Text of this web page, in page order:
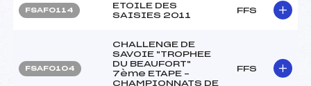
FSAF0114
ETOILE DES
SAISIES 2011
FFS
FSAF0104
CHALLENGE DE
SAVOIE "TROPHEE
DU BEAUFORT"
7ème ETAPE –
CHAMPIONNATS DE
FFS